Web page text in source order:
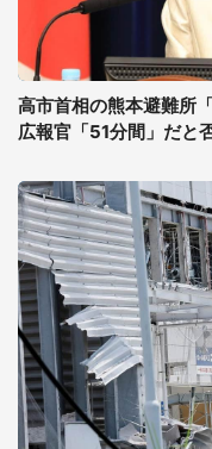
高市首相の熊本避難所
広報官「51分間」だと